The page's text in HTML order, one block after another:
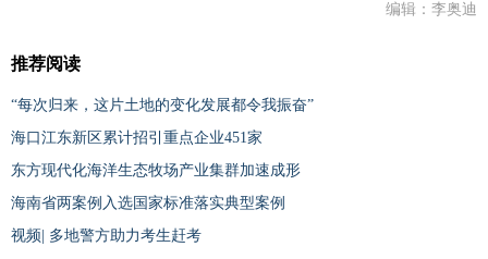
编辑：李奥迪
推荐阅读
“每次归来，这片土地的变化发展都令我振奋”
海口江东新区累计招引重点企业451家
东方现代化海洋生态牧场产业集群加速成形
海南省两案例入选国家标准落实典型案例
视频| 多地警方助力考生赶考